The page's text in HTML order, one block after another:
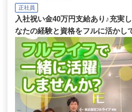
正社員
入社祝い金40万円支給あり♪充実
なたの経験と資格をフルに活かし